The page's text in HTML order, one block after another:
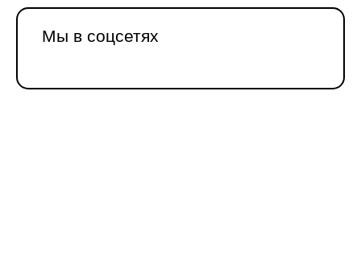
Мы в соцсетях